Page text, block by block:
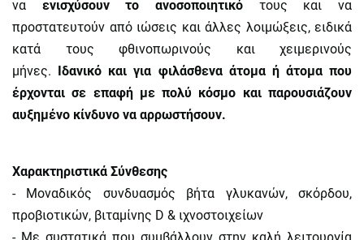
να ενισχύσουν το ανοσοποιητικό τους και να
προστατευτούν από ιώσεις και άλλες λοιμώξεις, ειδικά
κατά τους φθινοπωρινούς και χειμερινούς
μήνες. Ιδανικό και για φιλάσθενα άτομα ή άτομα που
έρχονται σε επαφή με πολύ κόσμο και παρουσιάζουν
αυξημένο κίνδυνο να αρρωστήσουν.
Χαρακτηριστικά Σύνθεσης
- Μοναδικός συνδυασμός βήτα γλυκανών, σκόρδου,
προβιοτικών, βιταμίνης D & ιχνοστοιχείων